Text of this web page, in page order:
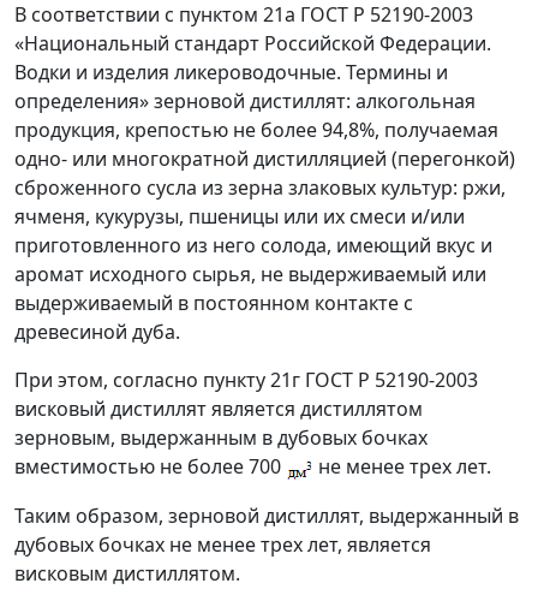
В соответствии с пунктом 21а ГОСТ Р 52190-2003
«Национальный стандарт Российской Федерации.
Водки и изделия ликероводочные. Термины и
определения» зерновой дистиллят: алкогольная
продукция, крепостью не более 94,8%, получаемая
одно- или многократной дистилляцией (перегонкой)
сброженного сусла из зерна злаковых культур: ржи,
ячменя, кукурузы, пшеницы или их смеси и/или
приготовленного из него солода, имеющий вкус и
аромат исходного сырья, не выдерживаемый или
выдерживаемый в постоянном контакте с
древесиной дуба.
При этом, согласно пункту 21г ГОСТ Р 52190-2003
висковый дистиллят является дистиллятом
зерновым, выдержанным в дубовых бочках
вместимостью не более 700
не менее трех лет.
Таким образом, зерновой дистиллят, выдержанный в
дубовых бочках не менее трех лет, является
висковым дистиллятом.